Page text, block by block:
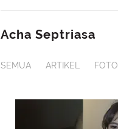
Acha Septriasa
SEMUA ARTIKEL FOTO